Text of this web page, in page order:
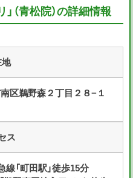
（青松院）の詳細情報
区鵜野森２丁目２８−１
ス
線「町田駅」徒歩15分